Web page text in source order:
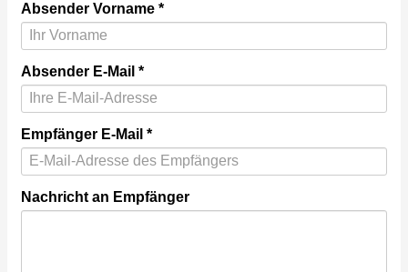
Absender Vorname
Absender E-Mail
Empfänger E-Mail
Nachricht an Empfänger